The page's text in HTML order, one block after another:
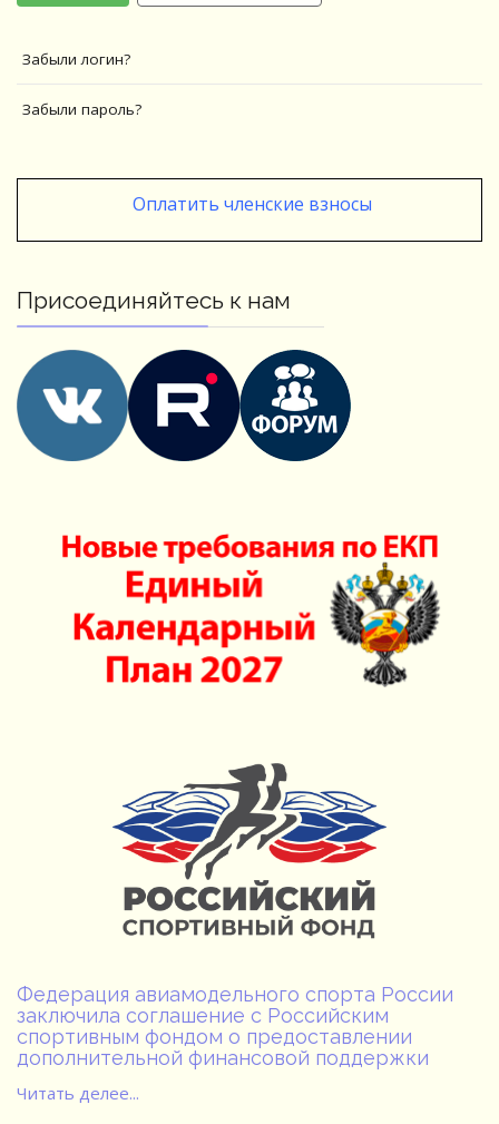
Забыли логин?
Забыли пароль?
Оплатить членские взносы
Присоединяйтесь к нам
Федерация авиамодельного спорта России
заключила соглашение с Российским
спортивным фондом о предоставлении
дополнительной финансовой поддержки
Читать делее...